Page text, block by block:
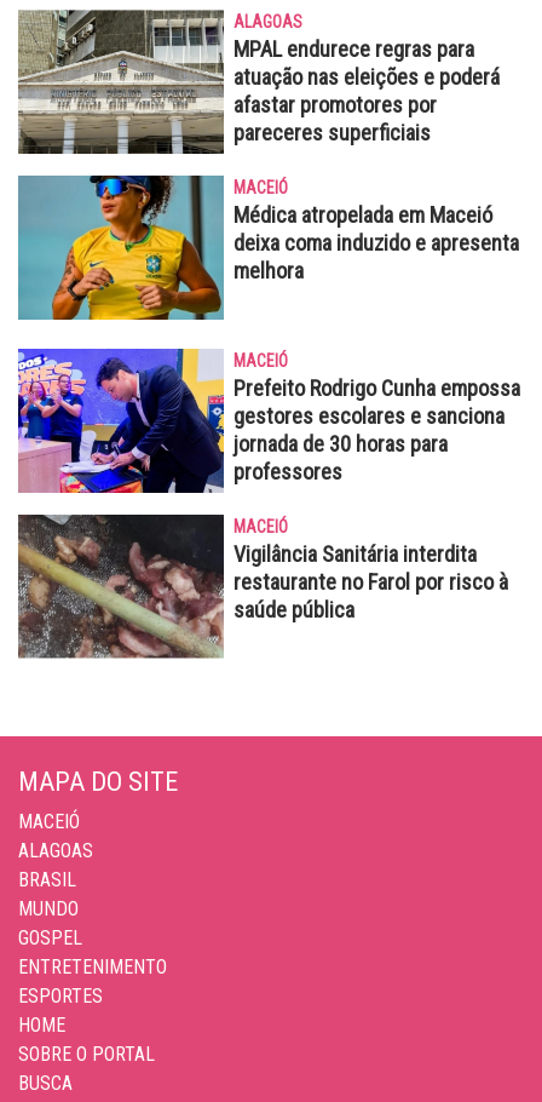
ALAGOAS
MPAL endurece regras para
atuação nas eleições e poderá
afastar promotores por
pareceres superficiais
MACEIÓ
Médica atropelada em Maceió
deixa coma induzido e apresenta
melhora
MACEIÓ
Prefeito Rodrigo Cunha empossa
gestores escolares e sanciona
jornada de 30 horas para
professores
MACEIÓ
Vigilância Sanitária interdita
restaurante no Farol por risco à
saúde pública
MAPA DO SITE
MACEIÓ
ALAGOAS
BRASIL
MUNDO
GOSPEL
ENTRETENIMENTO
ESPORTES
HOME
SOBRE O PORTAL
BUSCA